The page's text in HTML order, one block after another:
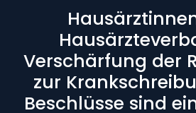
Verschärfung der
zur
Beschlüsse sind